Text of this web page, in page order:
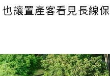
讓置產客看見長線保